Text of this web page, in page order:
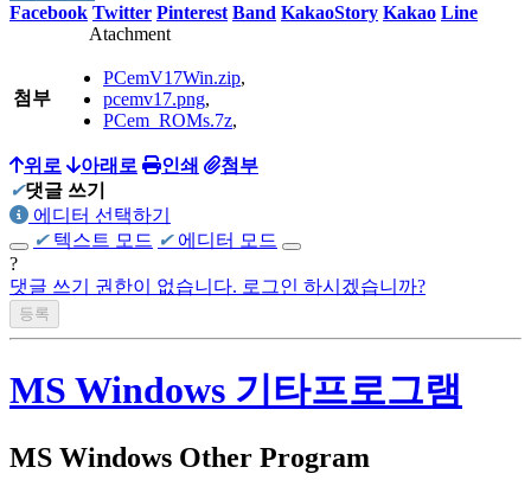
Facebook Twitter Pinterest Band KakaoStory Kakao Line
Atachment
첨부
PCemV17Win.zip,
pcemv17.png,
PCem_ROMs.7z,
위로 아래로 인쇄
첨부
✔댓글 쓰기
에디터 선택하기
✔ 텍스트 모드 ✔ 에디터 모드
?
댓글 쓰기 권한이 없습니다. 로그인 하시겠습니까?
MS Windows 기타프로그램
MS Windows Other Program